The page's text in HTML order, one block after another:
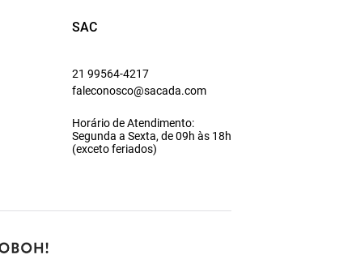
SAC
21 99564-4217
faleconosco@sacada.com
Horário de Atendimento:
Segunda a Sexta, de 09h às 18h
(exceto feriados)